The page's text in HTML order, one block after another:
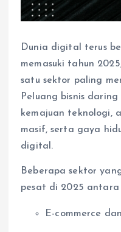
Dunia digital terus
memasuki tahun
satu sektor paling
Peluang bisnis
kemajuan teknologi,
masif, serta gaya
digital.
Beberapa sektor
pesat di 2025 antara
E-commerce